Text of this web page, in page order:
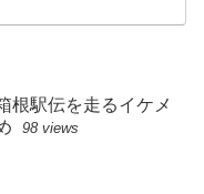
根駅伝を走るイケメ
98 views